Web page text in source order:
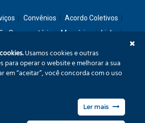
Convênios
Acordo Coletivos
Orçamentária Memórias
Links
– Térreo – Tubarão/SC – CEP: 88701-260
sindicato@bancariostb.com.br
Usamos cookies e outras
para operar o website e melhorar a sua
em “aceitar”, você concorda com o uso
Ler mais